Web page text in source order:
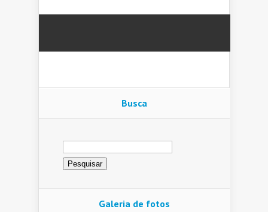
Busca
Pesquisar
por:
Galeria de fotos